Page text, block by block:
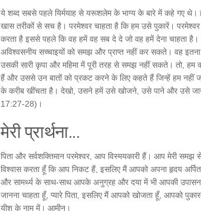
ये शब्द सबसे पहले यिर्मयाह से यरूशलेम के भाग्य के बारे में कहे गए थे।
खास तरीकों से सच है। परमेश्वर चाहता है कि हम उसे पुकारें।
करता है इससे पहले कि वह हमें वह सब दे दे जो वह हमें देना चाहता है।
अविश्वसनीय सच्चाइयों को समझ और प्राप्त नहीं कर सकते। वह
उसकी सारी कृपा और महिमा में पूरी तरह से समझ नहीं सकते। तो,
हैं और उससे उन बातों को प्रकट करने के लिए कहते हैं जिन्हें हम नहीं
के करीब खींचता है। देखो, उसने हमें उसे खोजने, उसे पाने और उसे
17:27-28)।
मेरी प्रार्थना...
पिता और सर्वशक्तिमान परमेश्वर, आप विस्मयकारी हैं। आप मेरी समझ
विश्वास करता हूँ कि आप निकट हैं, इसलिए मैं आपको अपना हृदय
और सामर्थ्य के साथ-साथ आपके अनुग्रह और दया में भी आपकी
जानना चाहता हूँ, प्यारे पिता, इसलिए मैं आपको खोजता हूँ, आपको
यीशु के नाम में। आमीन।